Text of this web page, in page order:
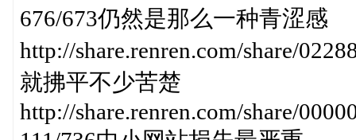
676/673仍然是那么一种青涩感
http://share.renren.com/share/
就拂平不少苦楚
http://share.renren.com/share/